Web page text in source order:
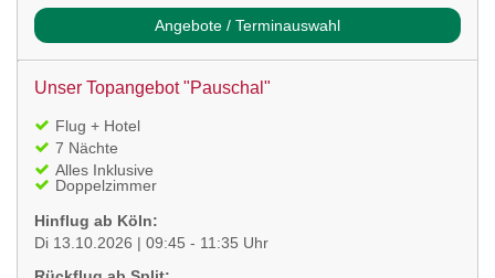
Angebote / Terminauswahl
Unser Topangebot "Pauschal"
Flug + Hotel
7 Nächte
Alles Inklusive
Doppelzimmer
Hinflug ab Köln:
Di 13.10.2026 | 09:45 - 11:35 Uhr